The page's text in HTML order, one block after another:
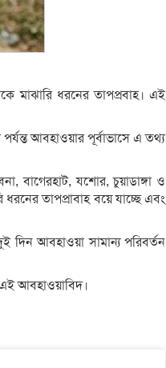
মাঝারি ধরনের তাপপ্রবাহ। এই
আবহাওয়ার পূর্বাভাসে এ তথ্য
বাগেরহাট, যশোর, চুয়াডাঙ্গা ও
তাপপ্রাবাহ বয়ে যাচ্ছে এবং
দিন আবহাওয়া সামান্য পরিবর্তন
আবহাওয়াবিদ।